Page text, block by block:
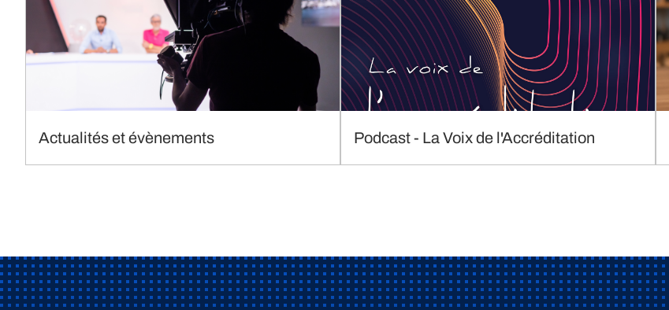
Actualités et évènements Podcast - La Voix de l'Accréditation